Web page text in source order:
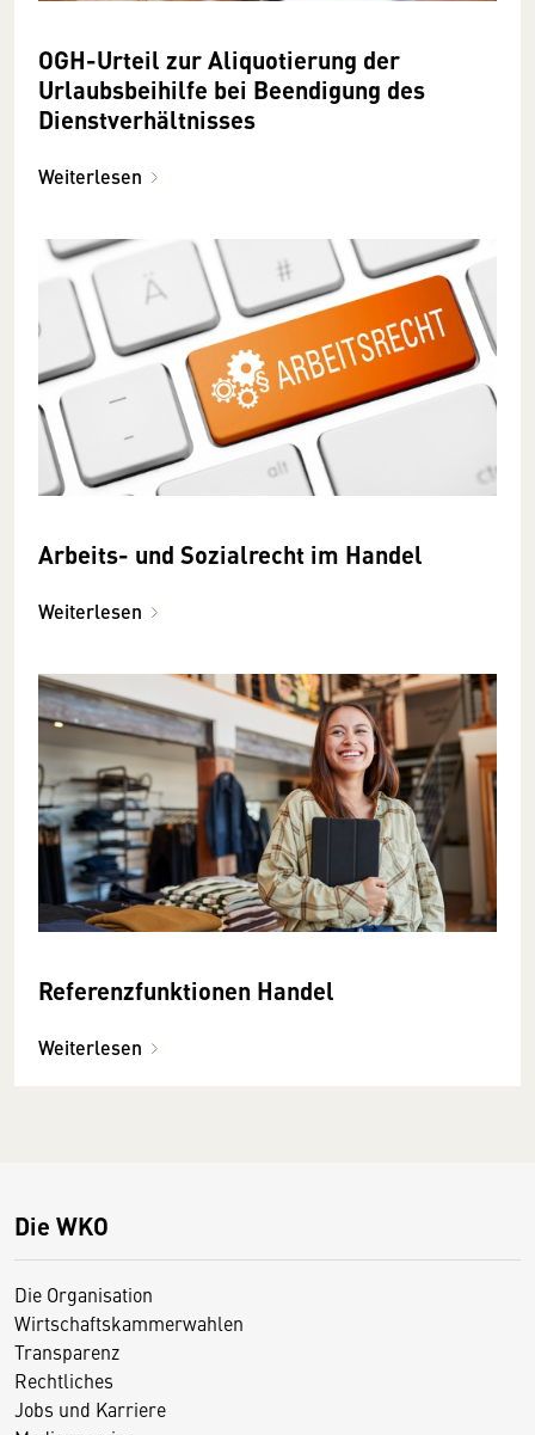
OGH-Urteil zur Aliquotierung der
Urlaubsbeihilfe bei Beendigung des
Dienstverhältnisses
Weiterlesen
Arbeits- und Sozialrecht im Handel
Weiterlesen
Referenzfunktionen Handel
Weiterlesen
Die WKO
Die Organisation
Wirtschaftskammerwahlen
Transparenz
Rechtliches
Jobs und Karriere